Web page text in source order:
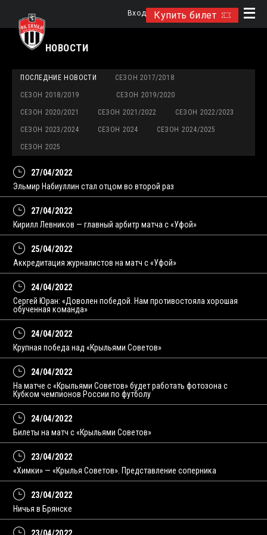
Купить билет
Вход
НОВОСТИ
ПОСЛЕДНИЕ НОВОСТИ СЕЗОН 2017/2018
СЕЗОН 2018/2019 СЕЗОН 2019/2020
СЕЗОН 2020/2021 СЕЗОН 2021/2022 СЕЗОН 2022/2023
СЕЗОН 2023/2024 СЕЗОН 2024 СЕЗОН 2024/2025
СЕЗОН 2025
27/04/2022
Эльмир Набиуллин стал отцом во второй раз
27/04/2022
Кирилл Левников — главный арбитр матча с «Уфой»
25/04/2022
Аккредитация журналистов на матч с «Уфой»
24/04/2022
Сергей Юран: «Доволен победой. Нам противостояла хорошая
обученная команда»
24/04/2022
Крупная победа над «Крыльями Советов»
24/04/2022
На матче с «Крыльями Советов» будет работать фотозона с
Кубком чемпионов России по футболу
24/04/2022
Билеты на матч с «Крыльями Советов»
23/04/2022
«Химки» — «Крылья Советов». Представление соперника
23/04/2022
Ничья в Брянске